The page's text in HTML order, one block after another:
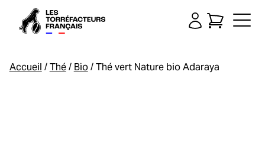
Accueil /Thé/ Bio/ Thé vert Nature bio Adaraya